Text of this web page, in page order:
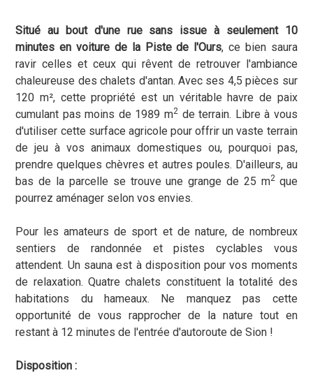
Situé au bout d'une rue sans issue à seulement 10
minutes en voiture de la Piste de l'Ours, ce bien saura
ravir celles et ceux qui rêvent de retrouver l'ambiance
chaleureuse des chalets d'antan. Avec ses 4,5 pièces sur
120 m², cette propriété est un véritable havre de paix
cumulant pas moins de 1989 m2 de terrain. Libre à vous
d'utiliser cette surface agricole pour offrir un vaste terrain
de jeu à vos animaux domestiques ou, pourquoi pas,
prendre quelques chèvres et autres poules. D'ailleurs, au
bas de la parcelle se trouve une grange de 25 m2 que
pourrez aménager selon vos envies.
Pour les amateurs de sport et de nature, de nombreux
sentiers de randonnée et pistes cyclables vous
attendent. Un sauna est à disposition pour vos moments
de relaxation. Quatre chalets constituent la totalité des
habitations du hameaux. Ne manquez pas cette
opportunité de vous rapprocher de la nature tout en
restant à 12 minutes de l'entrée d'autoroute de Sion !
Disposition :